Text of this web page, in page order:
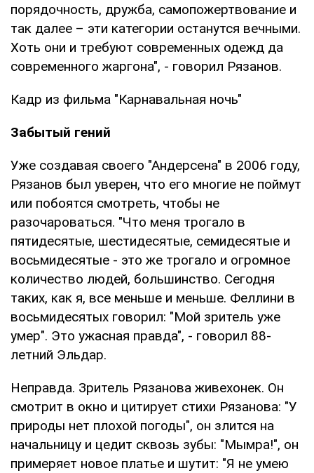
порядочность, дружба, самопожертвование и
так далее – эти категории останутся вечными.
Хоть они и требуют современных одежд да
современного жаргона", - говорил Рязанов.
Кадр из фильма "Карнавальная ночь"
Забытый гений
Уже создавая своего "Андерсена" в 2006 году,
Рязанов был уверен, что его многие не поймут
или побоятся смотреть, чтобы не
разочароваться. "Что меня трогало в
пятидесятые, шестидесятые, семидесятые и
восьмидесятые - это же трогало и огромное
количество людей, большинство. Сегодня
таких, как я, все меньше и меньше. Феллини в
восьмидесятых говорил: "Мой зритель уже
умер". Это ужасная правда", - говорил 88-
летний Эльдар.
Неправда. Зритель Рязанова живехонек. Он
смотрит в окно и цитирует стихи Рязанова: "У
природы нет плохой погоды", он злится на
начальницу и цедит сквозь зубы: "Мымра!", он
примеряет новое платье и шутит: "Я не умею